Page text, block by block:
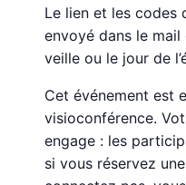
Le lien et les codes
envoyé dans le
veille ou le jour de
Cet événement est
visioconférence.
engage : les
si vous réservez